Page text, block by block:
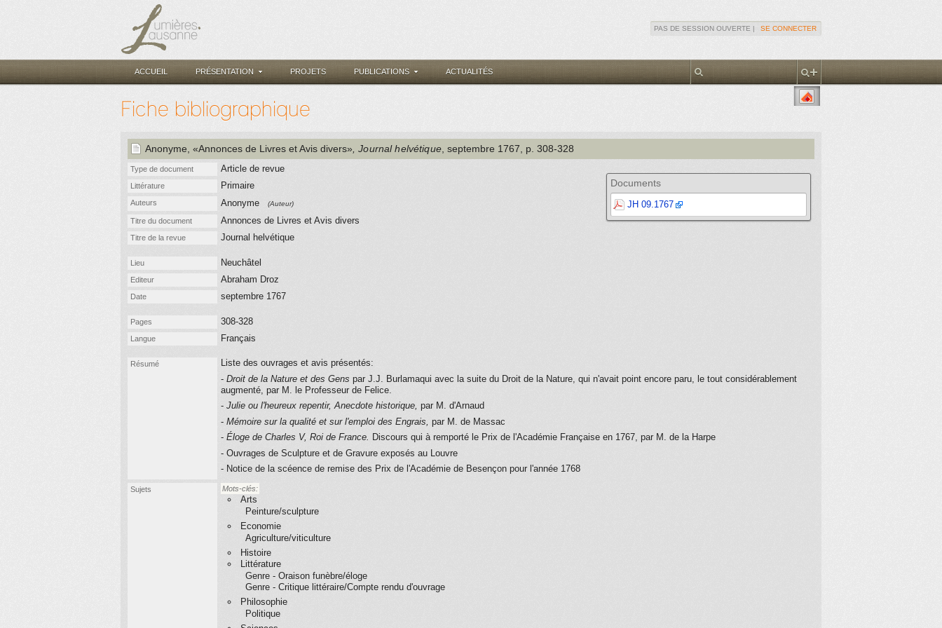
PAS DE SESSION OUVERTE | SE CONNECTER
ACCUEIL PRÉSENTATION PROJETS PUBLICATIONS ACTUALITÉS
Fiche bibliographique
Anonyme , «Annonces de Livres et Avis divers» , Journal helvétique, septembre 1767 , p. 308-328
Documents
JH 09.1767
Type de document Article de revue
Littérature Primaire
Auteurs Anonyme (Auteur)
Titre du document Annonces de Livres et Avis divers
Titre de la revue Journal helvétique
Lieu Neuchâtel
Editeur Abraham Droz
Date septembre 1767
Pages 308-328
Langue Français
Résumé
Liste des ouvrages et avis présentés:
- Droit de la Nature et des Gens par J.J. Burlamaqui avec la suite du Droit de la Nature, qui n'avait point encore paru, le tout considérablement
augmenté, par M. le Professeur de Felice.
- Julie ou l'heureux repentir, Anecdote historique, par M. d'Arnaud
- Mémoire sur la qualité et sur l'emploi des Engrais, par M. de Massac
- Éloge de Charles V, Roi de France. Discours qui à remporté le Prix de l'Académie Française en 1767, par M. de la Harpe
- Ouvrages de Sculpture et de Gravure exposés au Louvre
- Notice de la scéence de remise des Prix de l'Académie de Besençon pour l'année 1768
Sujets Mots-clés:
Arts
Peinture/sculpture
Economie
Agriculture/viticulture
Histoire
Littérature
Genre - Oraison funèbre/éloge
Genre - Critique littéraire/Compte rendu d'ouvrage
Philosophie
Politique